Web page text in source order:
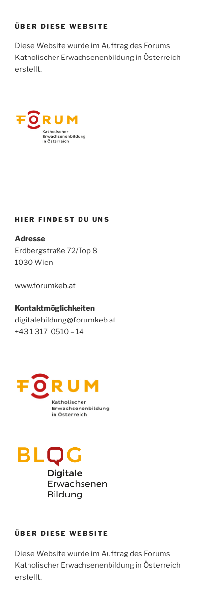
ÜBER DIESE WEBSITE
Diese Website wurde im Auftrag des Forums
Katholischer Erwachsenenbildung in Österreich
erstellt.
HIER FINDEST DU UNS
Adresse
Erdbergstraße 72/Top 8
1030 Wien
www.forumkeb.at
Kontaktmöglichkeiten
digitalebildung@forumkeb.at
+43 1 317 0510 – 14
ÜBER DIESE WEBSITE
Diese Website wurde im Auftrag des Forums
Katholischer Erwachsenenbildung in Österreich
erstellt.